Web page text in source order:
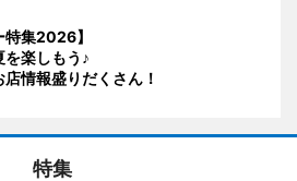
特集2026】
を楽しもう♪
情報盛りだくさん！
特集